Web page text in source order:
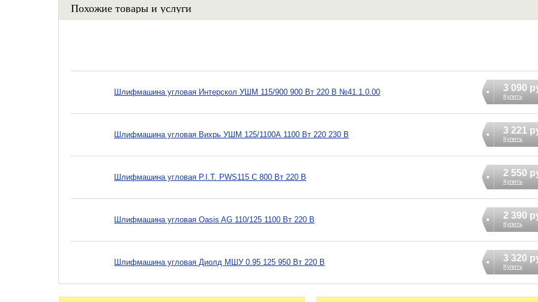
Похожие товары и услуги
Шлифмашина угловая Интерскол УШМ 115/900 900 Вт 220 В №41.1.0.00 3 090
Купить
Шлифмашина угловая Вихрь УШМ 125/1100А 1100 Вт 220 230 В 3 221
Купить
Шлифмашина угловая P.I.T. PWS115 C 800 Вт 220 В 2 550
Купить
Шлифмашина угловая Oasis AG 110/125 1100 Вт 220 В 2 390
Купить
Шлифмашина угловая Диолд МШУ 0.95 125 950 Вт 220 В 3 320
Купить